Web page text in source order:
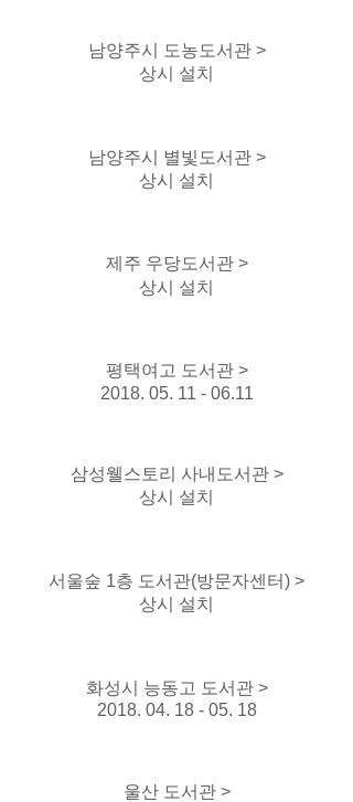
남양주시 도농도서관 >
상시 설치
남양주시 별빛도서관 >
상시 설치
제주 우당도서관 >
상시 설치
평택여고 도서관 >
2018. 05. 11 - 06.11
삼성웰스토리 사내도서관 >
상시 설치
서울숲 1층 도서관(방문자센터) >
상시 설치
화성시 능동고 도서관 >
2018. 04. 18 - 05. 18
울산 도서관 >